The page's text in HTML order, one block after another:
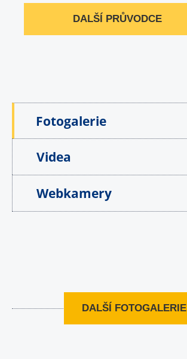
DALŠÍ PRŮVODCE
Fotogalerie
Videa
Webkamery
DALŠÍ FOTOGALERIE